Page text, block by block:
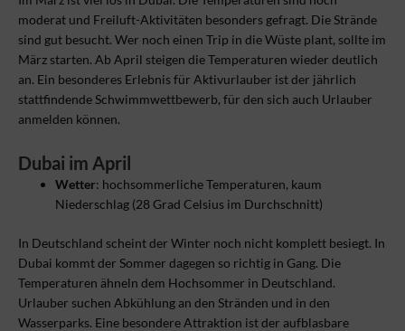
moderat und Freiluft-Aktivitäten besonders gefragt. Die Strände
sind gut besucht. Wer noch einen Trip in die Wüste plant, sollte im
März starten. Ab April steigen die Temperaturen wieder deutlich
an. Ein besonderes Erlebnis für Aktivurlauber ist der jährlich
stattfindende Schwimmwettbewerb, für den sich auch Urlauber
anmelden können.
Dubai im April
Wetter: hochsommerliche Temperaturen, kaum
Niederschlag (28 Grad Celsius im Durchschnitt)
In Deutschland scheint der Winter noch nicht komplett besiegt. In
Dubai kommt der Sommer dagegen so richtig in Gang. Die
Temperaturen ähneln dem Hochsommer in Deutschland.
Urlauber suchen Abkühlung an den Stränden und in den
Wasserparks. Eine besondere Attraktion ist der aufblasbare